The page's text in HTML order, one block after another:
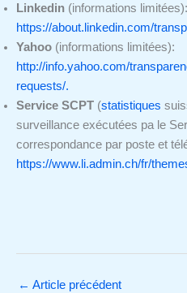
Linkedin (informations limitées):
https://about.linkedin.com/
Yahoo (informations limitées):
http://info.yahoo.com/
requests/.
Service SCPT (statistiques
surveillance exécutées pa le
correspondance par poste et
https://www.li.admin.ch/fr/
← Article précédent